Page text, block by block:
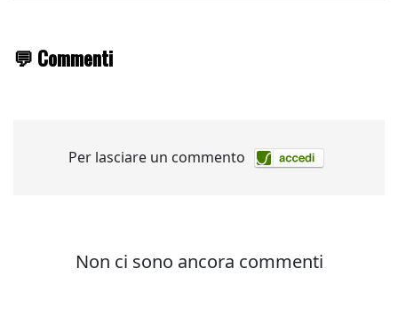
💬 Commenti